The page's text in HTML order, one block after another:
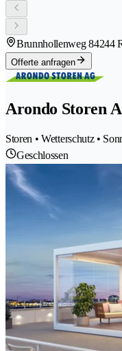
Brunnhollenweg 84244
Offerte anfragen
Arondo Storen
Storen • Wetterschutz •
Geschlossen